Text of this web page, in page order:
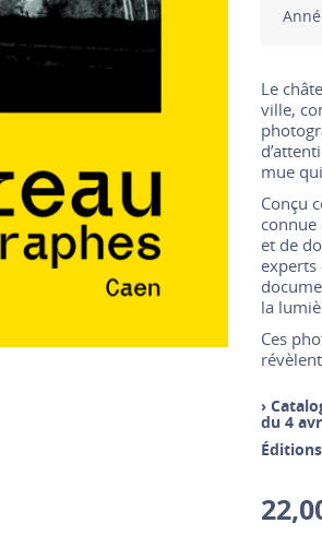
Le
ville,
mue
Conçu
connue
et de
la
Ces
›
du 4